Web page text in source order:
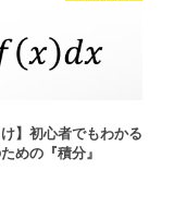
け】初心者でもわかる
めの『積分』